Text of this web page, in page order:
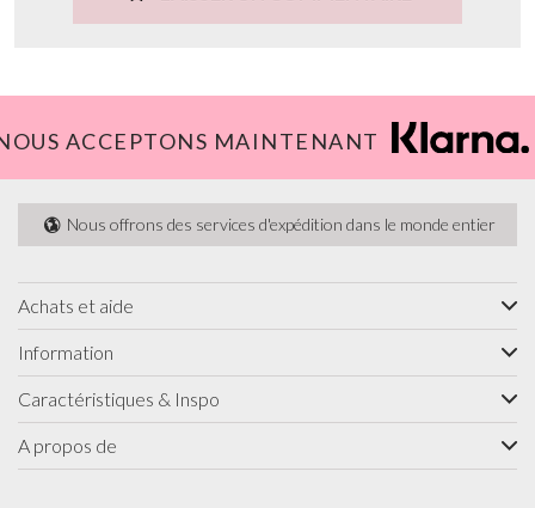
ACCEPTONS MAINTENANT
Nous offrons des services d'expédition dans le monde entier
Achats et aide
Information
Caractéristiques & Inspo
A propos de